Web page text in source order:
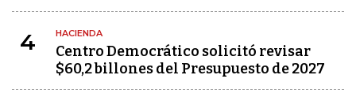
4 HACIENDA
Centro Democrático solicitó revisar
$60,2 billones del Presupuesto de 2027